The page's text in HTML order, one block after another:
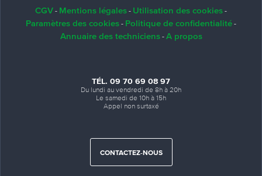
CGV - Mentions légales - Utilisation des cookies -
Paramètres des cookies - Politique de confidentialité -
Annuaire des techniciens- A propos
TÉL. 09 70 69 08 97
Du lundi au vendredi de 8h à 20h
Le samedi de 10h à 15h
Appel non surtaxé
CONTACTEZ-NOUS